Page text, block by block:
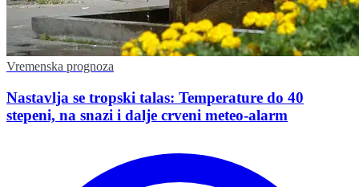
Vremenska prognoza
Nastavlja se tropski talas: Temperature do 40
stepeni, na snazi i dalje crveni meteo-alarm